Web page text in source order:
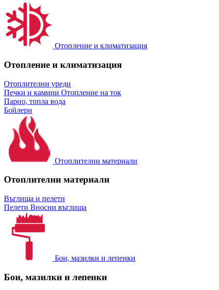
Отопление и климатизация
Отопление и климатизация
Отоплителни уреди
Печки и камини Отопление на ток
Парно, топла вода
Бойлери
Отоплителни материали
Отоплителни материали
Въглища и пелети
Пелети Вносни въглища
Бои, мазилки и лепенки
Бои, мазилки и лепенки